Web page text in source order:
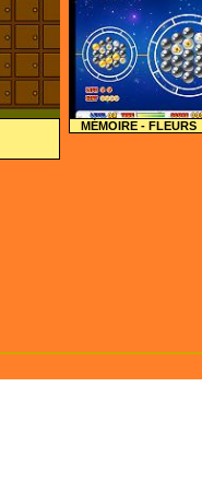
MÉMOIRE - FLEURS